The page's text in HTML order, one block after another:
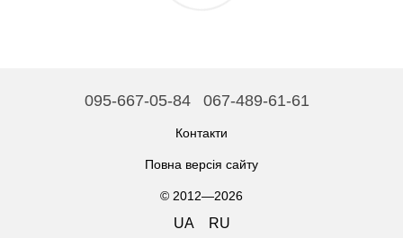
095-667-05-84 067-489-61-61
Контакти
Повна версія сайту
© 2012—2026
UA RU